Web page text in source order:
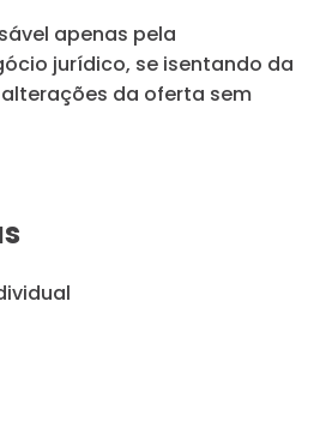
apenas pela
jurídico, se isentando da
da oferta sem